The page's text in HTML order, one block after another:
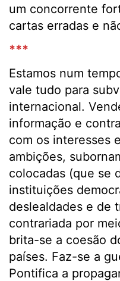
um concorrente
cartas erradas e
***
Estamos num
vale tudo para
internacional.
informação e
com os interesses
ambições,
colocadas (que se
instituições
deslealdades e de
contrariada por
brita-se a coesão
países. Faz-se a
Pontifica a